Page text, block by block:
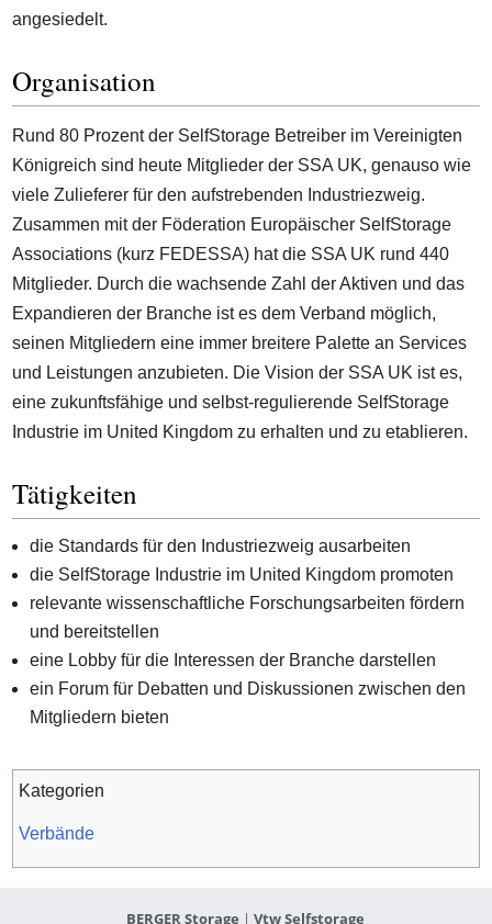
angesiedelt.
Organisation
Rund 80 Prozent der SelfStorage Betreiber im Vereinigten
Königreich sind heute Mitglieder der SSA UK, genauso wie
viele Zulieferer für den aufstrebenden Industriezweig.
Zusammen mit der Föderation Europäischer SelfStorage
Associations (kurz FEDESSA) hat die SSA UK rund 440
Mitglieder. Durch die wachsende Zahl der Aktiven und das
Expandieren der Branche ist es dem Verband möglich,
seinen Mitgliedern eine immer breitere Palette an Services
und Leistungen anzubieten. Die Vision der SSA UK ist es,
eine zukunftsfähige und selbst-regulierende SelfStorage
Industrie im United Kingdom zu erhalten und zu etablieren.
Tätigkeiten
die Standards für den Industriezweig ausarbeiten
die SelfStorage Industrie im United Kingdom promoten
relevante wissenschaftliche Forschungsarbeiten fördern
und bereitstellen
eine Lobby für die Interessen der Branche darstellen
ein Forum für Debatten und Diskussionen zwischen den
Mitgliedern bieten
Kategorien
Verbände
BERGER Storage |Vtw Selfstorage